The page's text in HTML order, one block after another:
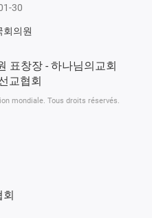
30
회의원
mondiale. Tous droits réservés.